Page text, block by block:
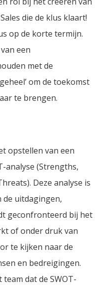
die de klus klaart!
op de korte termijn.
een
met de
om de toekomst
te brengen.
opstellen van een
analyse (Strengths,
Deze analyse is
de uitdagingen,
geconfronteerd bij het
of onder druk van
te kijken naar de
en bedreigingen.
dat de SWOT-